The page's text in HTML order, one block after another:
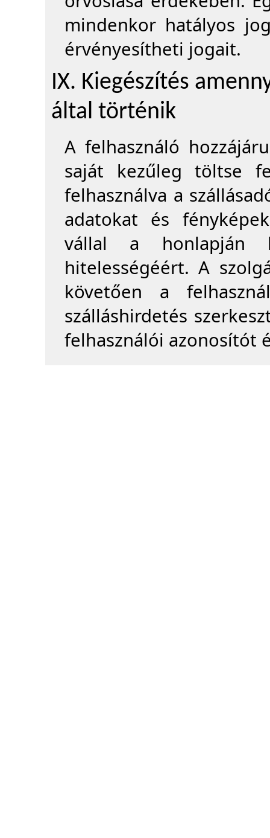
mindenkor hatályos
érvényesítheti jogait.
IX. Kiegészítés
által történik
A felhasználó
saját kezűleg töltse
felhasználva a
adatokat és
vállal a honlapján
hitelességéért. A
követően a
szálláshirdetés
felhasználói azonosítót